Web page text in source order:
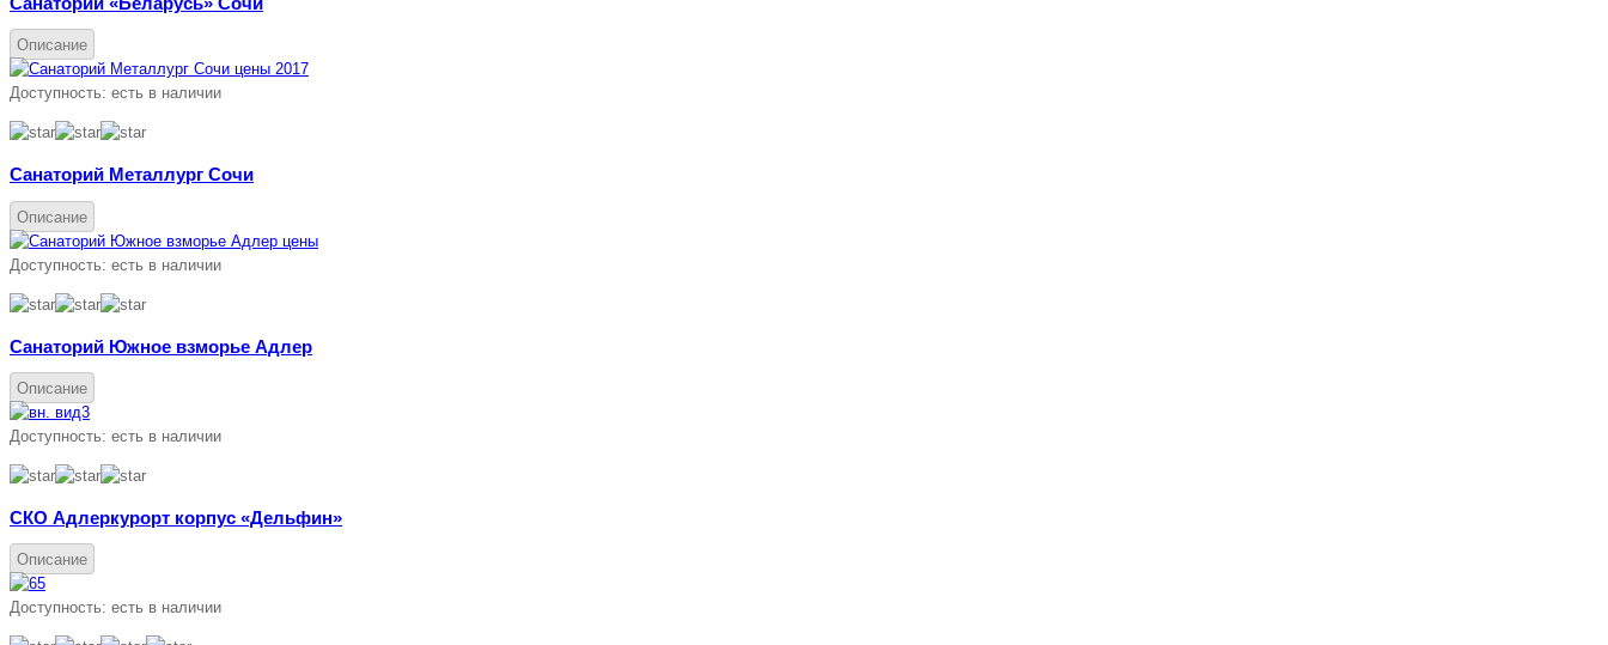
Описание
Доступность: есть в наличии
Санаторий Металлург Сочи
Описание
Доступность: есть в наличии
Санаторий Южное взморье Адлер
Описание
Доступность: есть в наличии
СКО Адлеркурорт корпус «Дельфин»
Описание
Доступность: есть в наличии